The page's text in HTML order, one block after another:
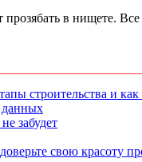
в нищете.
строительства и
данных
забудет
свою красоту